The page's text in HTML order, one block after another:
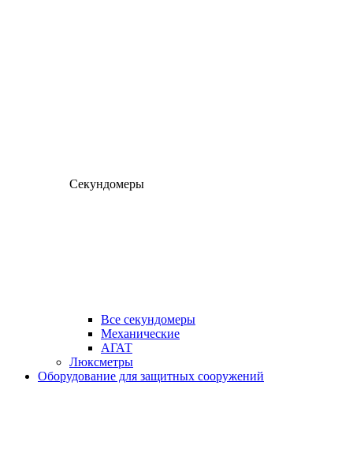
Секундомеры
Все секундомеры
Механические
АГАТ
Люксметры
Оборудование для защитных сооружений